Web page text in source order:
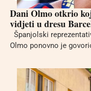
Dani Olmo otkrio
vidjeti u dresu
Španjolski
Olmo ponovno je